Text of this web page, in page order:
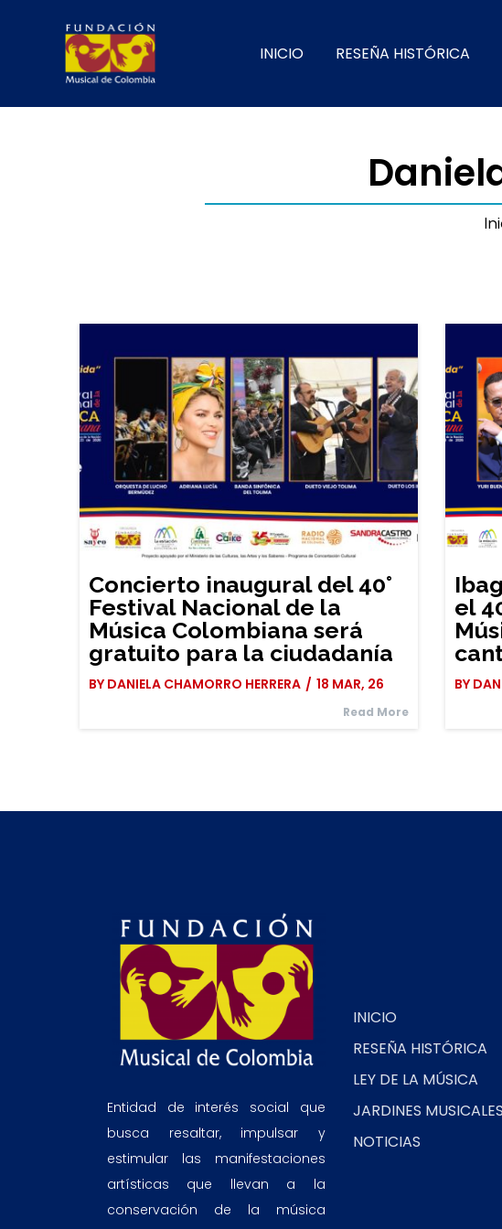
INICIO RESEÑA HISTÓRICA
Concierto inaugural del 40°
Festival Nacional de la
Música Colombiana será
gratuito para la ciudadanía
BY DANIELA CHAMORRO HERRERA / 18 MAR, 26
Read More
el
BY
Entidad de interés social que
busca resaltar, impulsar y
estimular las manifestaciones
artísticas que llevan a la
conservación de la música
INICIO
RESEÑA HISTÓRICA
LEY DE LA MÚSICA
JARDINES MUSICALES
NOTICIAS